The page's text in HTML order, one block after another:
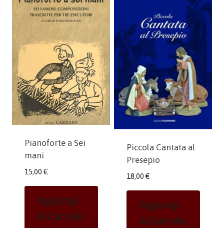
Pianoforte a Sei
mani
15,00 €
Aggiungi
Al Carrello
Piccola Cantata al
Presepio
18,00 €
Aggiungi
Al Carrello